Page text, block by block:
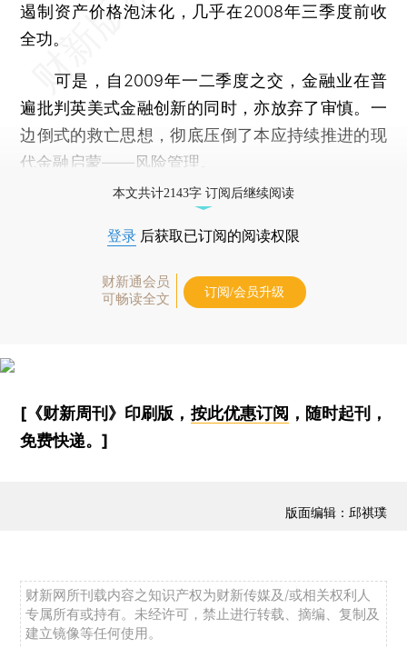
遏制资产价格泡沫化，几乎在2008年三季度前收
全功。
可是，自2009年一二季度之交，金融业在普
遍批判英美式金融创新的同时，亦放弃了审慎。一
边倒式的救亡思想，彻底压倒了本应持续推进的现
代金融启蒙——风险管理。
本文共计2143字 订阅后继续阅读
登录 后获取已订阅的阅读权限
财新通会员
可畅读全文
订阅/会员升级
[《财新周刊》印刷版， 按此优惠订阅 ，随时起刊，
免费快递。]
版面编辑：邱祺璞
财新网所刊载内容之知识产权为财新传媒及/或相关权利人
专属所有或持有。未经许可，禁止进行转载、摘编、复制及
建立镜像等任何使用。